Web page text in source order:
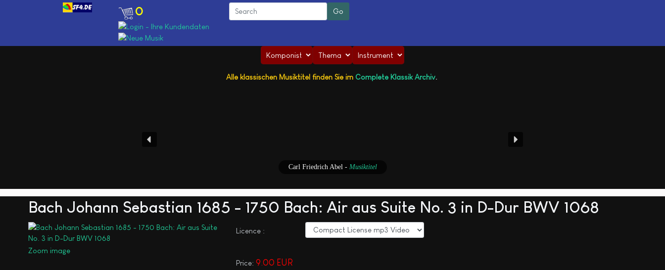
0
Alle klassischen Musiktitel finden Sie im Complete Klassik Archiv.
Carl Friedrich Abel- Musiktitel
Bach Johann Sebastian 1685 - 1750 Bach: Air aus Suite No. 3 in D-Dur BWV 1068
Zoom image
Licence :
Price: 9.00 EUR